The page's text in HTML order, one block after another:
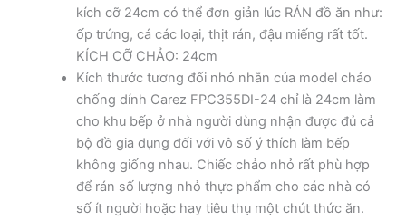
kích cỡ 24cm có thể đơn giản lúc RÁN đồ ăn như:
ốp trứng, cá các loại, thịt rán, đậu miếng rất tốt.
KÍCH CỠ CHẢO: 24cm
Kích thước tương đối nhỏ nhắn của model chảo
chống dính Carez FPC355DI-24 chỉ là 24cm làm
cho khu bếp ở nhà người dùng nhận được đủ cả
bộ đồ gia dụng đối với vô số ý thích làm bếp
không giống nhau. Chiếc chảo nhỏ rất phù hợp
để rán số lượng nhỏ thực phẩm cho các nhà có
số ít người hoặc hay tiêu thụ một chút thức ăn.